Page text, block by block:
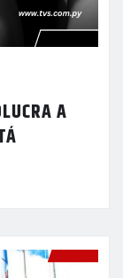
A